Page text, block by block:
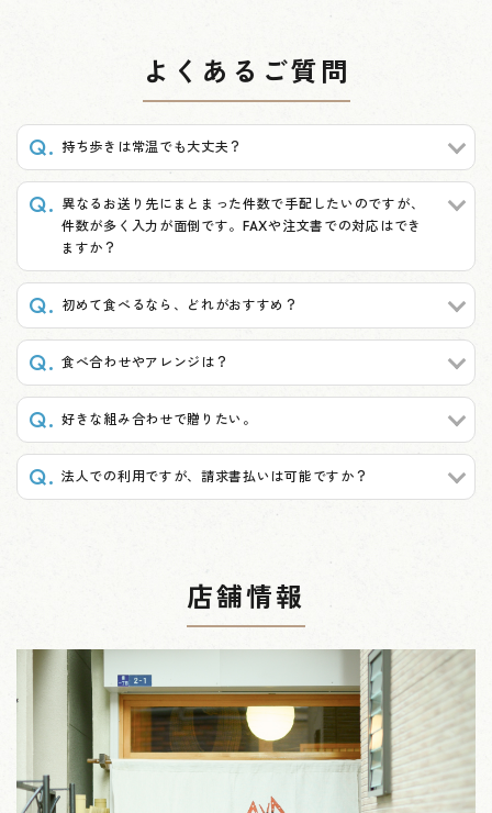
よくあるご質問
持ち歩きは常温でも大丈夫？
異なるお送り先にまとまった件数で手配したいのですが、
件数が多く入力が面倒です。FAXや注文書での対応はでき
ますか？
初めて食べるなら、どれがおすすめ？
食べ合わせやアレンジは？
好きな組み合わせで贈りたい。
法人での利用ですが、請求書払いは可能ですか？
店舗情報